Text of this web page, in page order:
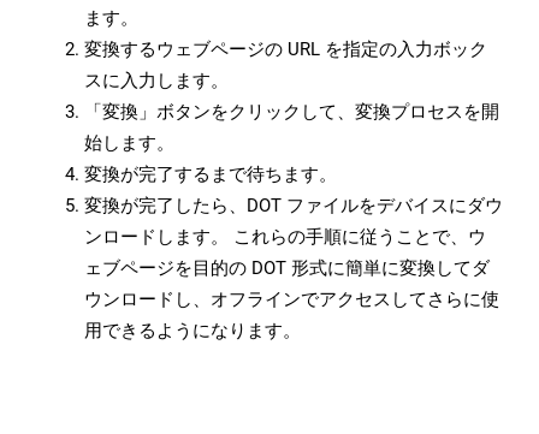
ます。
変換するウェブページの URL を指定の入力ボック
スに入力します。
「変換」ボタンをクリックして、変換プロセスを開
始します。
変換が完了するまで待ちます。
変換が完了したら、DOT ファイルをデバイスにダウ
ンロードします。 これらの手順に従うことで、ウ
ェブページを目的の DOT 形式に簡単に変換してダ
ウンロードし、オフラインでアクセスしてさらに使
用できるようになります。